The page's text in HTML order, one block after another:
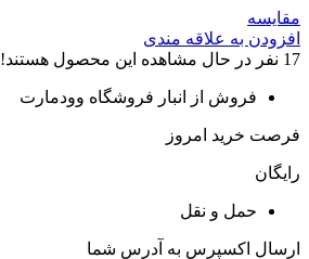
مقایسه
افزودن به علاقه مندی
17 نفر در حال مشاهده این محصول هستند!
فروش از انبار فروشگاه وودمارت
فرصت خرید امروز
رایگان
حمل و نقل
ارسال اکسپرس به آدرس شما